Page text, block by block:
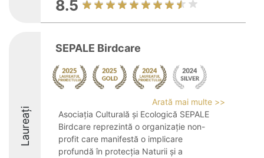
8.5
Laureați
SEPALE Birdcare
Arată mai multe >>
Asociația Culturală și Ecologică SEPALE
Birdcare reprezintă o organizație non-
profit care manifestă o implicare
profundă în protecția Naturii și a